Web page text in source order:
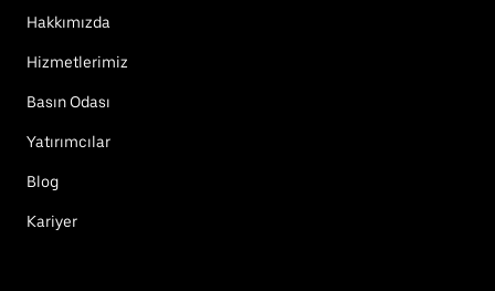
Hakkımızda
Hizmetlerimiz
Basın Odası
Yatırımcılar
Blog
Kariyer